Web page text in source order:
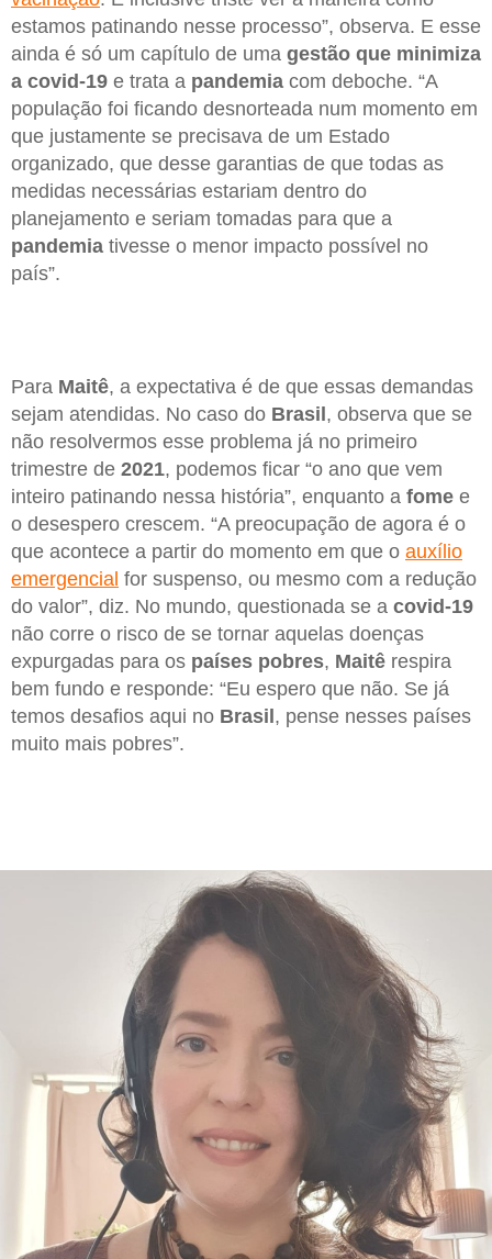
estamos patinando nesse processo”, observa. E esse
ainda é só um capítulo de uma gestão que minimiza
a covid-19 e trata a pandemia com deboche. “A
população foi ficando desnorteada num momento em
que justamente se precisava de um Estado
organizado, que desse garantias de que todas as
medidas necessárias estariam dentro do
planejamento e seriam tomadas para que a
pandemia tivesse o menor impacto possível no
país”.
Para Maitê, a expectativa é de que essas demandas
sejam atendidas. No caso do Brasil , observa que se
não resolvermos esse problema já no primeiro
trimestre de 2021, podemos ficar “o ano que vem
inteiro patinando nessa história”, enquanto a fome e
o desespero crescem. “A preocupação de agora é o
que acontece a partir do momento em que o auxílio
emergencial for suspenso, ou mesmo com a redução
do valor”, diz. No mundo, questionada se a covid-19
não corre o risco de se tornar aquelas doenças
expurgadas para os países pobres, Maitê respira
bem fundo e responde: “Eu espero que não. Se já
temos desafios aqui no Brasil , pense nesses países
muito mais pobres”.